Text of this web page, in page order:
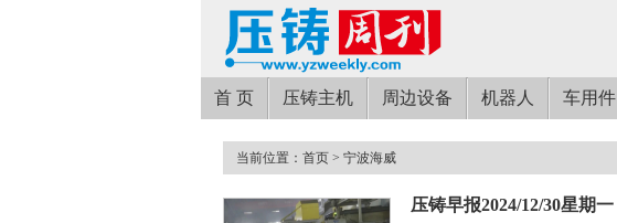
首 页 压铸主机 周边设备 机器人 车用件
当前位置： 首页 > 宁波海威
压铸早报2024/12/30星期一